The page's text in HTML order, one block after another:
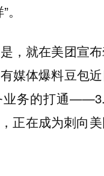
，就在美团宣
媒体爆料豆包
业务的打通
正在成为刺向